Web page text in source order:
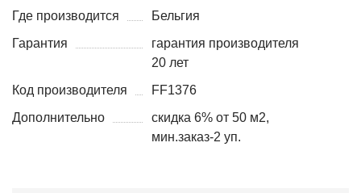
Где производится
Бельгия
Гарантия
гарантия производителя
20 лет
Код производителя
FF1376
Дополнительно
скидка 6% от 50 м2,
мин.заказ-2 уп.